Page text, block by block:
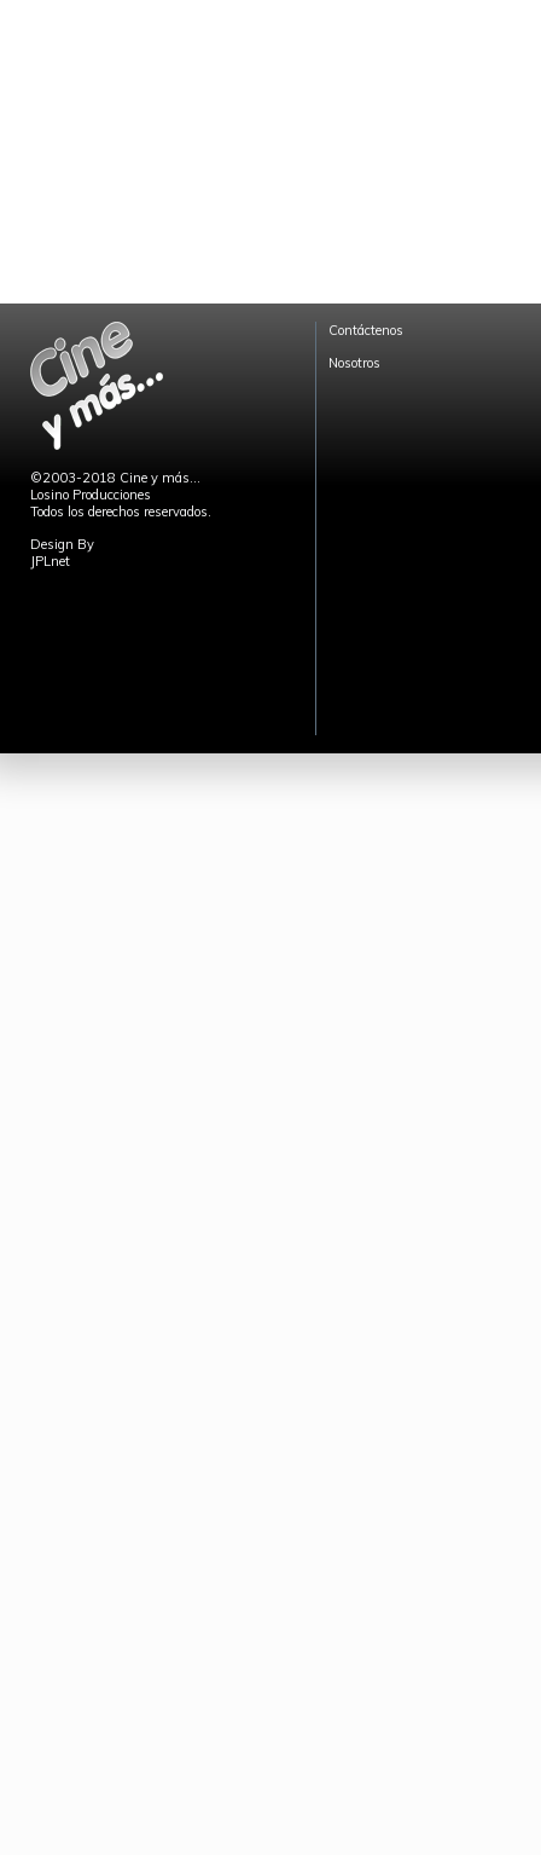
©2003-2018 Cine y más...
Losino Producciones
Todos los derechos reservados.
Design By
JPLnet
Contáctenos
Nosotros